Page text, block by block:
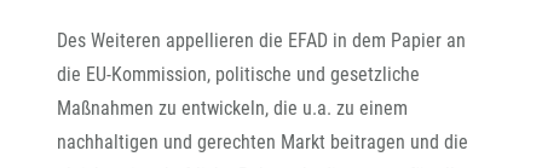
Des Weiteren appellieren die EFAD in dem Papier an
die EU-Kommission, politische und gesetzliche
Maßnahmen zu entwickeln, die u.a. zu einem
nachhaltigen und gerechten Markt beitragen und die